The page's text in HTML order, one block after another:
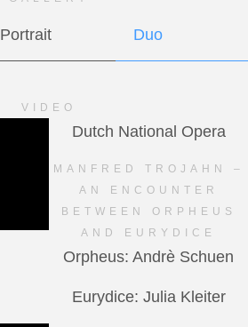
Portrait Duo
VIDEO
Dutch National Opera
MANFRED TROJAHN –
AN ENCOUNTER
BETWEEN ORPHEUS
AND EURYDICE
Orpheus: Andrè Schuen
Eurydice: Julia Kleiter